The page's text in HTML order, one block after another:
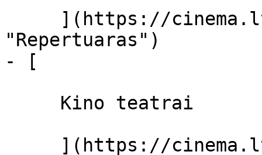
"Repertuaras")
- [